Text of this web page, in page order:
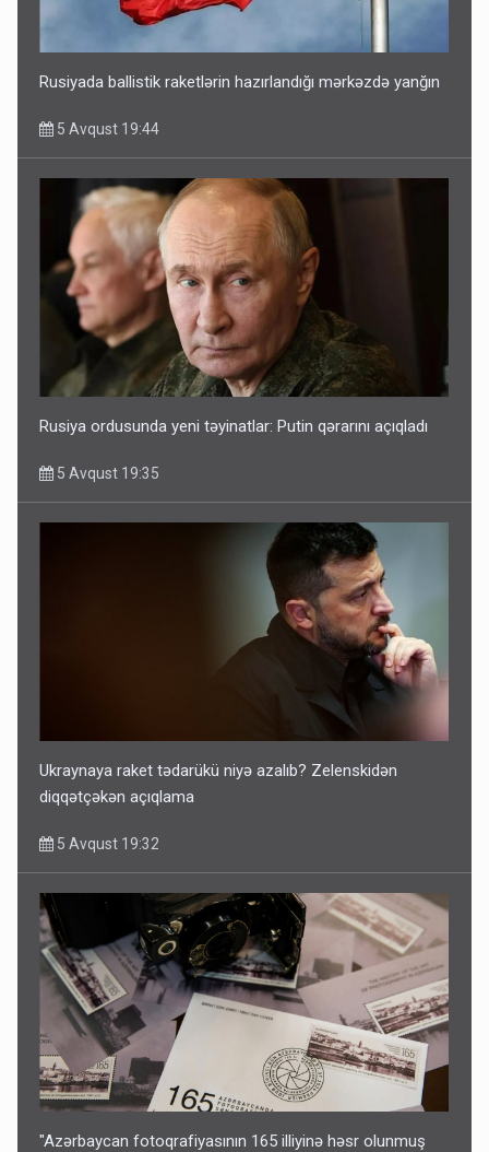
Rusiyada ballistik raketlərin hazırlandığı mərkəzdə yanğın
5 Avqust 19:44
Rusiya ordusunda yeni təyinatlar: Putin qərarını açıqladı
5 Avqust 19:35
Ukraynaya raket tədarükü niyə azalıb? Zelenskidən
diqqətçəkən açıqlama
5 Avqust 19:32
"Azərbaycan fotoqrafiyasının 165 illiyinə həsr olunmuş